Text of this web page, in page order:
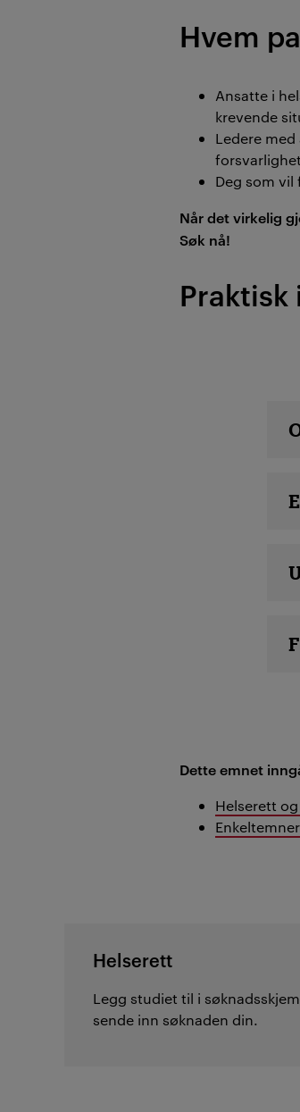
Hvem
Ansatte i
krevende
Ledere
forsvarlighet
Deg som vil
Når det virkelig
Søk nå!
Dette emnet
Helserett
Helserett
Legg studiet til i
sende inn søknaden din.